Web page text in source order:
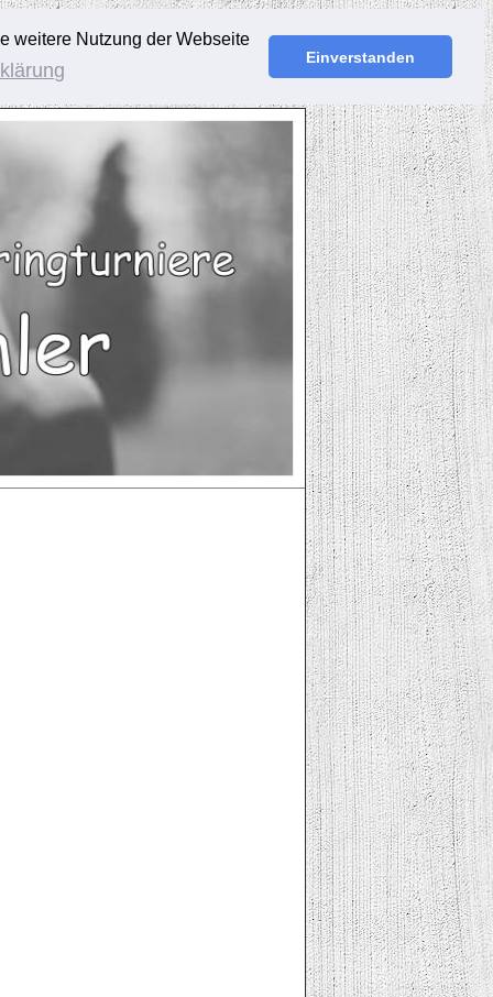
weitere Nutzung der Webseite
Einverstanden